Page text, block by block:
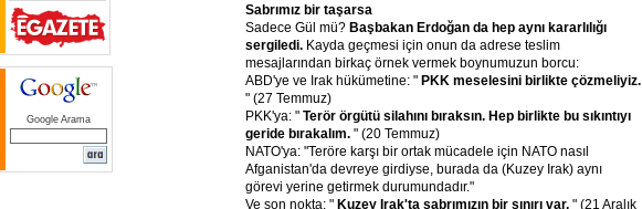
Google Arama
Sabrımız bir taşarsa
Sadece Gül mü? Başbakan Erdoğan da hep aynı kararlılığı
sergiledi. Kayda geçmesi için onun da adrese teslim
mesajlarından birkaç örnek vermek boynumuzun borcu:
ABD'ye ve Irak hükümetine: " PKK meselesini birlikte çözmeliyiz.
" (27 Temmuz)
PKK'ya: " Terör örgütü silahını bıraksın. Hep birlikte bu sıkıntıyı
geride bırakalım. " (20 Temmuz)
NATO'ya: "Teröre karşı bir ortak mücadele için NATO nasıl
Afganistan'da devreye girdiyse, burada da (Kuzey Irak) aynı
görevi yerine getirmek durumundadır."
Ve son nokta: " Kuzey Irak'ta sabrımızın bir sınırı var. " (21 Aralık